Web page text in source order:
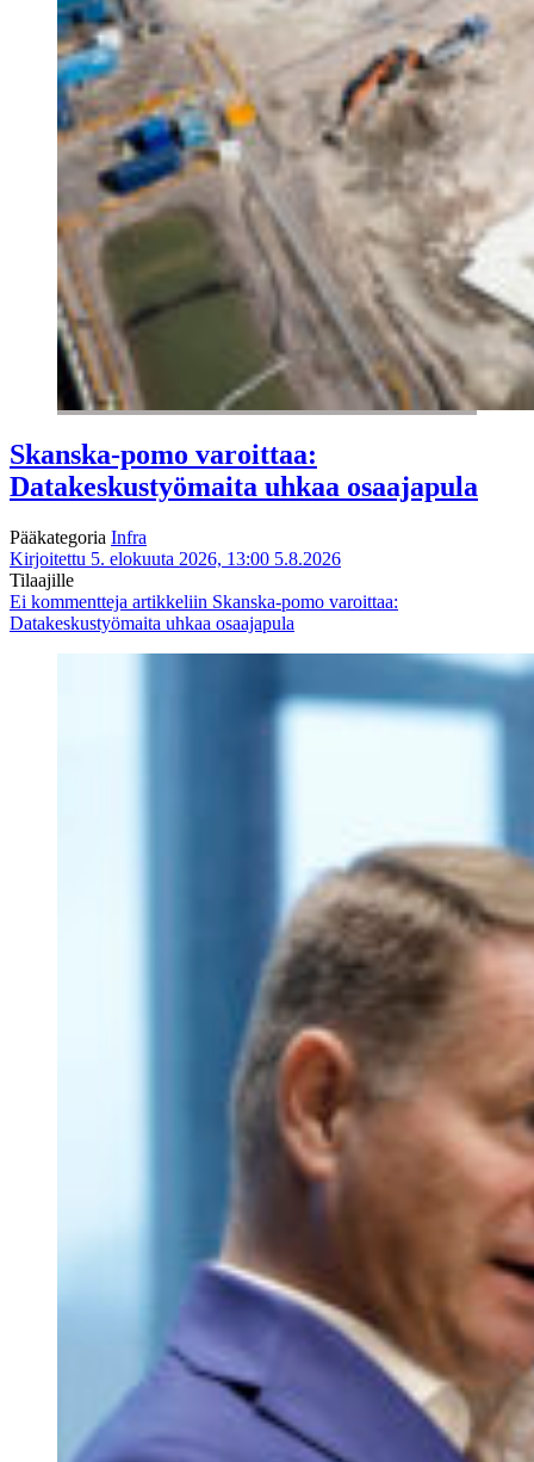
Skanska-pomo varoittaa:
Datakeskustyömaita uhkaa osaajapula
Pääkategoria Infra
Kirjoitettu 5. elokuuta 2026, 13:00 5.8.2026
Tilaajille
Ei kommentteja artikkeliin Skanska-pomo varoittaa:
Datakeskustyömaita uhkaa osaajapula